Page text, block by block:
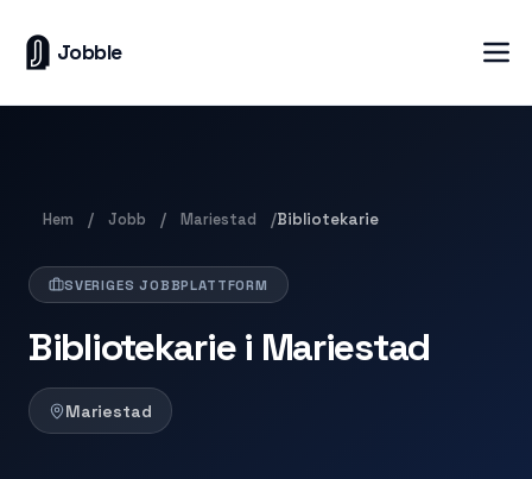
Jobble
Hem / Jobb / Mariestad /Bibliotekarie
SVERIGES JOBBPLATTFORM
Bibliotekarie i Mariestad
Mariestad